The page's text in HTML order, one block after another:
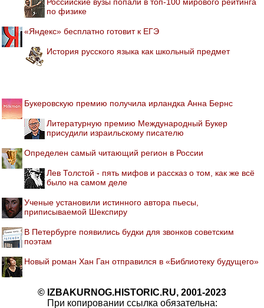
по физике
«Яндекс» бесплатно готовит к ЕГЭ
История русского языка как школьный предмет
Букеровскую премию получила ирландка Анна Бернс
Литературную премию Международный Букер
присудили израильскому писателю
Определен самый читающий регион в России
Лев Толстой - пять мифов и рассказ о том, как же всё
было на самом деле
Ученые установили истинного автора пьесы,
приписываемой Шекспиру
В Петербурге появились будки для звонков советским
поэтам
Новый роман Хан Ган отправился в «Библиотеку будущего»
© IZBAKURNOG.HISTORIC.RU, 2001-2023
При копировании ссылка обязательна: